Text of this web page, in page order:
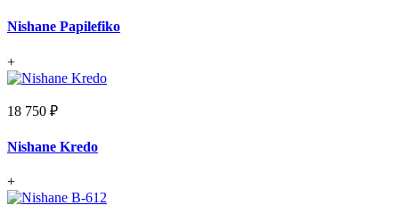
Nishane Papilefiko
+
18 750 ₽
Nishane Kredo
+